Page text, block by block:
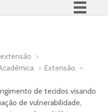
Participe
Acesso à informação
Canais
>
> Extensão >
de tecidos visando
de vulnerabilidade,